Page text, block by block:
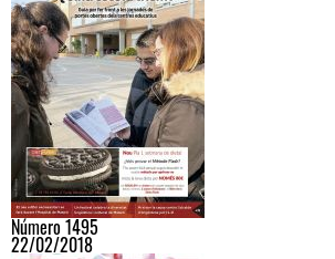
Número 1495
22/02/2018